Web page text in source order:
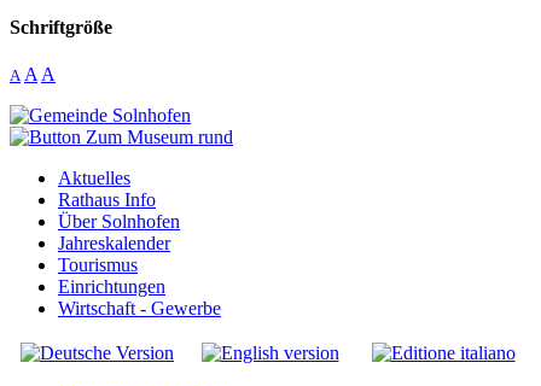
Schriftgröße
A A A
Aktuelles
Rathaus Info
Über Solnhofen
Jahreskalender
Tourismus
Einrichtungen
Wirtschaft - Gewerbe